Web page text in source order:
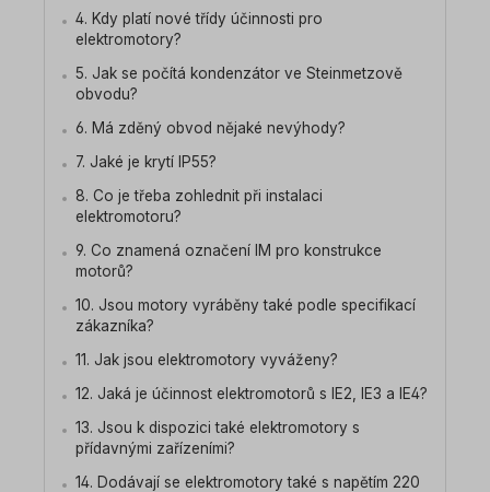
4. Kdy platí nové třídy účinnosti pro
elektromotory?
5. Jak se počítá kondenzátor ve Steinmetzově
obvodu?
6. Má zděný obvod nějaké nevýhody?
7. Jaké je krytí IP55?
8. Co je třeba zohlednit při instalaci
elektromotoru?
9. Co znamená označení IM pro konstrukce
motorů?
10. Jsou motory vyráběny také podle specifikací
zákazníka?
11. Jak jsou elektromotory vyváženy?
12. Jaká je účinnost elektromotorů s IE2, IE3 a IE4?
13. Jsou k dispozici také elektromotory s
přídavnými zařízeními?
14. Dodávají se elektromotory také s napětím 220